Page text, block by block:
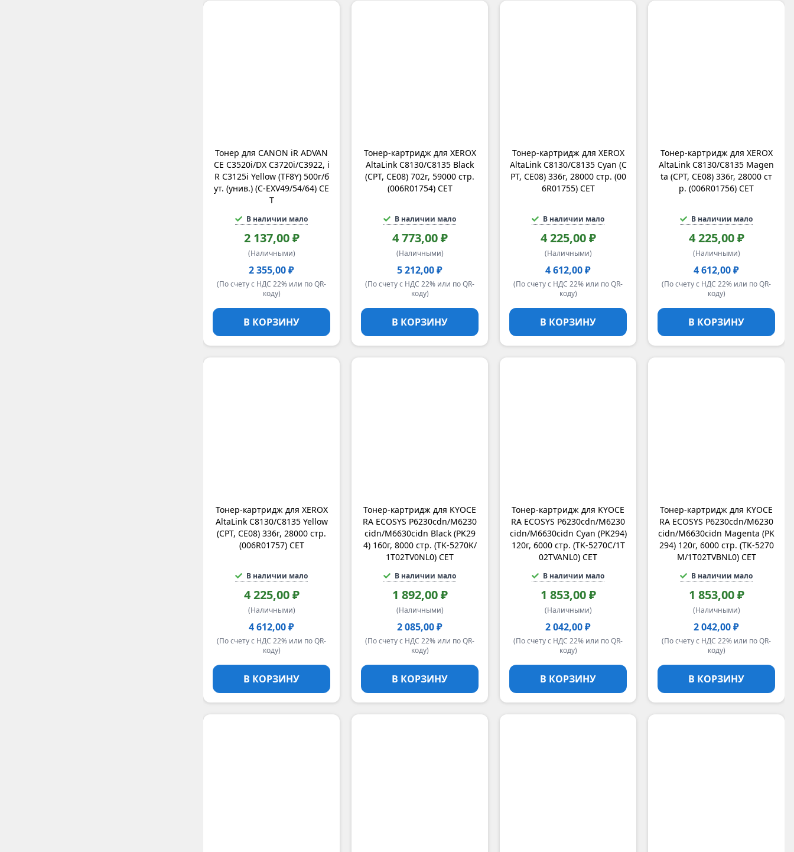
Тонер для CANON iR ADVAN
CE C3520i/DX C3720i/C3922, i
R C3125i Yellow (TF8Y) 500г/б
ут. (унив.) (C-EXV49/54/64) CE
T
В наличии мало
2 137,00 ₽
(Наличными)
2 355,00 ₽
(По счету с НДС 22% или по QR-
коду)
В КОРЗИНУ
Тонер-картридж для XEROX
AltaLink C8130/C8135 Black
(CPT, CE08) 702г, 59000 стр.
(006R01754) CET
В наличии мало
4 773,00 ₽
(Наличными)
5 212,00 ₽
(По счету с НДС 22% или по QR-
коду)
В КОРЗИНУ
Тонер-картридж для XEROX
AltaLink C8130/C8135 Cyan (C
PT, CE08) 336г, 28000 стр. (00
6R01755) CET
В наличии мало
4 225,00 ₽
(Наличными)
4 612,00 ₽
(По счету с НДС 22% или по QR-
коду)
В КОРЗИНУ
Тонер-картридж для XEROX
AltaLink C8130/C8135 Magen
ta (CPT, CE08) 336г, 28000 ст
р. (006R01756) CET
В наличии мало
4 225,00 ₽
(Наличными)
4 612,00 ₽
(По счету с НДС 22% или по QR-
коду)
В КОРЗИНУ
Тонер-картридж для XEROX
AltaLink C8130/C8135 Yellow
(CPT, CE08) 336г, 28000 стр.
(006R01757) CET
В наличии мало
4 225,00 ₽
(Наличными)
4 612,00 ₽
(По счету с НДС 22% или по QR-
коду)
В КОРЗИНУ
Тонер-картридж для KYOCE
RA ECOSYS P6230cdn/M6230
cidn/M6630cidn Black (PK29
4) 160г, 8000 стр. (TK-5270K/
1T02TV0NL0) CET
В наличии мало
1 892,00 ₽
(Наличными)
2 085,00 ₽
(По счету с НДС 22% или по QR-
коду)
В КОРЗИНУ
Тонер-картридж для KYOCE
RA ECOSYS P6230cdn/M6230
cidn/M6630cidn Cyan (PK294)
120г, 6000 стр. (TK-5270C/1T
02TVANL0) CET
В наличии мало
1 853,00 ₽
(Наличными)
2 042,00 ₽
(По счету с НДС 22% или по QR-
коду)
В КОРЗИНУ
Тонер-картридж для KYOCE
RA ECOSYS P6230cdn/M6230
cidn/M6630cidn Magenta (PK
294) 120г, 6000 стр. (TK-5270
M/1T02TVBNL0) CET
В наличии мало
1 853,00 ₽
(Наличными)
2 042,00 ₽
(По счету с НДС 22% или по QR-
коду)
В КОРЗИНУ